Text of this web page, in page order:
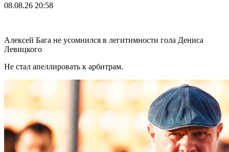
08.08.26 20:58
Алексей Бага не усомнился в легитимности гола Дениса
Левицкого
Не стал апеллировать к арбитрам.